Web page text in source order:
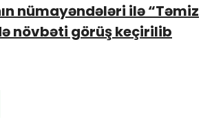
nümayəndələri ilə “Təmiz
növbəti görüş keçirilib